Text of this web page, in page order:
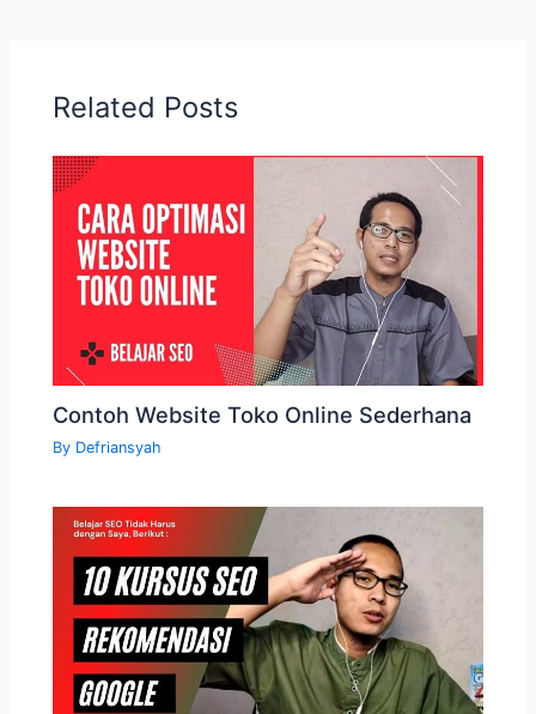
Related Posts
Contoh Website Toko Online Sederhana
By Defriansyah